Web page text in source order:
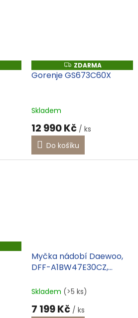
Z
D
A
ZDARMA
Gorenje GS673C60X
Skladem
12 990 Kč / ks
Do košíku
Myčka nádobí Daewoo,
DFF-A1BW47E30CZ,
program ECO,
záruka
Skladem (>5 ks)
7 199 Kč / ks